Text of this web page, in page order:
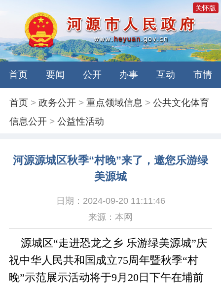
关怀版
首页 要闻 公开 办事 互动 市情
首页 >政务公开 >重点领域信息 >公共文化体育
信息公开 >公益性活动
河源源城区秋季“村晚”来了，邀您乐游绿
美源城
日期：2024-09-20 11:11:46
来源：本网
源城区“走进恐龙之乡 乐游绿美源城”庆
祝中华人民共和国成立75周年暨秋季“村
晚”示范展示活动将于9月20日下午在埔前